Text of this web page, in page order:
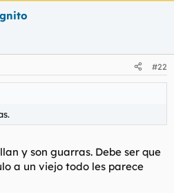
#22
y son guarras. Debe ser que
a un viejo todo les parece